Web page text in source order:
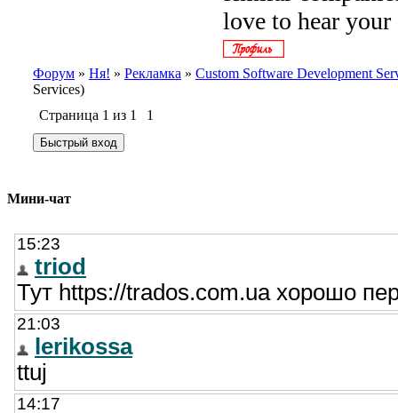
love to hear your
Форум » Ня! » Рекламка » Custom Software Development
Services)
Страница 1 из 1 1
Мини-чат